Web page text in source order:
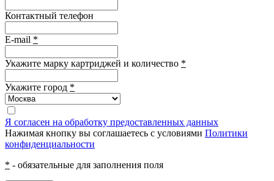
Контактный телефон
E-mail *
Укажите марку картриджей и количество *
Укажите город *
Я согласен на обработку предоставленных данных
Нажимая кнопку вы соглашаетесь с условиями Политики
конфиденциальности
* - обязательные для заполнения поля